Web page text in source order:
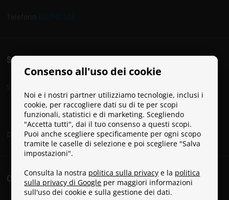
Consenso all'uso dei cookie
Noi e i nostri partner utilizziamo tecnologie, inclusi i
cookie, per raccogliere dati su di te per scopi
funzionali, statistici e di marketing. Scegliendo
"Accetta tutti", dai il tuo consenso a questi scopi.
Puoi anche scegliere specificamente per ogni scopo
tramite le caselle di selezione e poi scegliere "Salva
impostazioni".
Consulta la nostra politica sulla privacy e la politica
sulla privacy di Google per maggiori informazioni
sull'uso dei cookie e sulla gestione dei dati.
800940539
SOCIAL
Diventa un Paracon Ambassador
COSTI DI SPEDIZIONE